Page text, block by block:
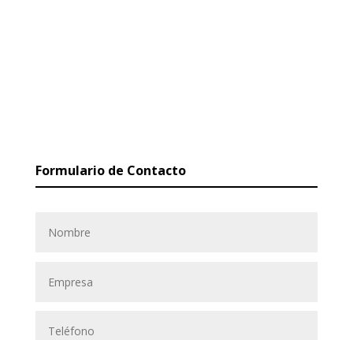
Formulario de Contacto